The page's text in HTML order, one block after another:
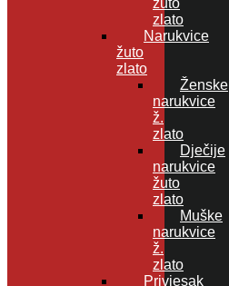
zlato
Narukvice
žuto
zlato
Ženske
narukvice
ž.
zlato
Dječije
narukvice
žuto
zlato
Muške
narukvice
ž.
zlato
Privjesak